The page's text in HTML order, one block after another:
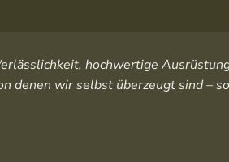
hochwertige
denen wir selbst überzeugt sind –